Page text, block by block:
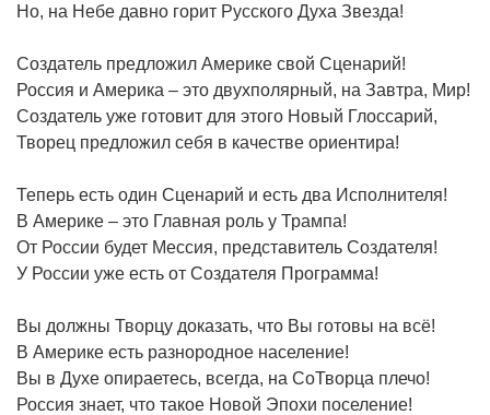
Но, на Небе давно горит Русского Духа Звезда!
Создатель предложил Америке свой Сценарий!
Россия и Америка – это двухполярный, на Завтра, Мир!
Создатель уже готовит для этого Новый Глоссарий,
Творец предложил себя в качестве ориентира!
Теперь есть один Сценарий и есть два Исполнителя!
В Америке – это Главная роль у Трампа!
От России будет Мессия, представитель Создателя!
У России уже есть от Создателя Программа!
Вы должны Творцу доказать, что Вы готовы на всё!
В Америке есть разнородное население!
Вы в Духе опираетесь, всегда, на СоТворца плечо!
Россия знает, что такое Новой Эпохи поселение!